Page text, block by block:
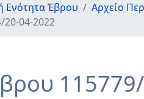
Ενότητα Έβρου
Αρχείο
04-2022